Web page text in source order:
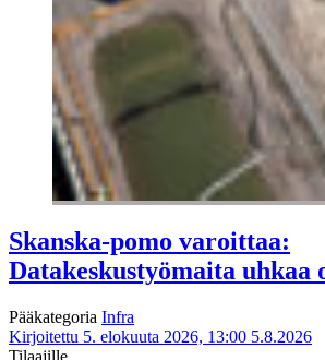
Skanska-pomo varoittaa:
Datakeskustyömaita uhkaa
Pääkategoria Infra
Kirjoitettu 5. elokuuta 2026, 13:00 5.8.2026
Tilaajille